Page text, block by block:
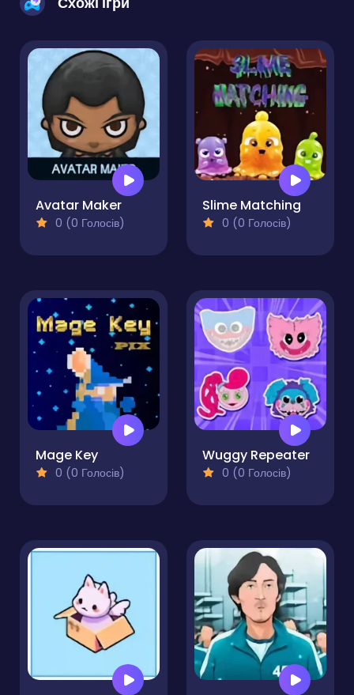
Avatar Maker
0 (0 Голосів)
Slime Matching
0 (0 Голосів)
Mage Key
0 (0 Голосів)
Wuggy Repeater
0 (0 Голосів)